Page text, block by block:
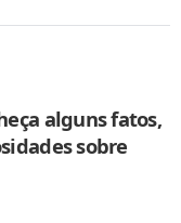
alguns fatos,
sobre